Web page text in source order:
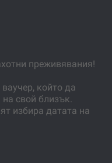
преживявания!
който да
свой близък.
избира датата на